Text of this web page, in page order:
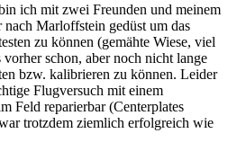
ich mit zwei Freunden und meinem
Marloffstein gedüst um das
zu können (gemähte Wiese, viel
schon, aber noch nicht lange
bzw. kalibrieren zu können. Leider
Flugversuch mit einem
Feld reparierbar (Centerplates
trotzdem ziemlich erfolgreich wie